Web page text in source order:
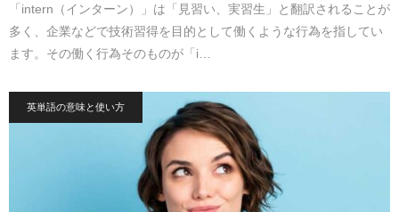
「intern（インターン）」は「見習い、実習生」と翻訳されることが
多く、企業などで技術習得を目的として働くような行為を指してい
ます。その働く行為そのものが「i…
英単語の意味と使い方